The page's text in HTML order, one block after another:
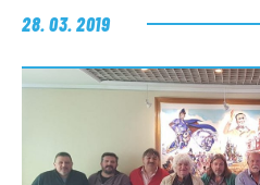
FUERA DE MEGÁFONO
EL LADO «G»
28. 03. 2019